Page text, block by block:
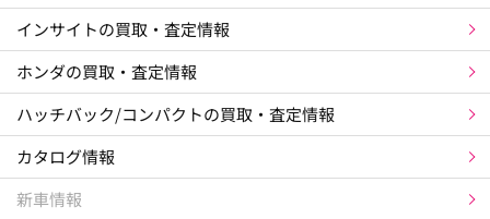
インサイトの買取・査定情報
ホンダの買取・査定情報
ハッチバック/コンパクトの買取・査定情報
カタログ情報
新車情報